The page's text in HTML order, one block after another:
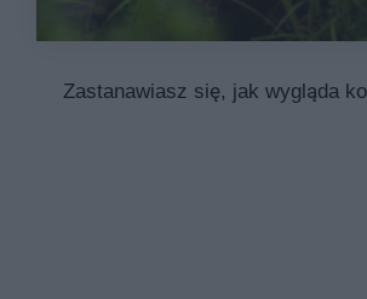
Zastanawiasz się, jak wygląda